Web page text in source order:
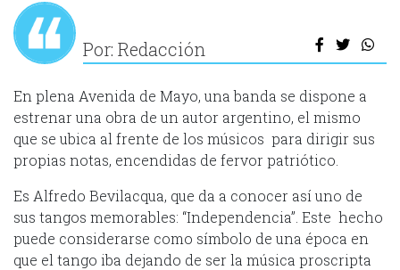
Por: Redacción
En plena Avenida de Mayo, una banda se dispone a
estrenar una obra de un autor argentino, el mismo
que se ubica al frente de los músicos para dirigir sus
propias notas, encendidas de fervor patriótico.
Es Alfredo Bevilacqua, que da a conocer así uno de
sus tangos memorables: “Independencia”. Este hecho
puede considerarse como símbolo de una época en
que el tango iba dejando de ser la música proscripta